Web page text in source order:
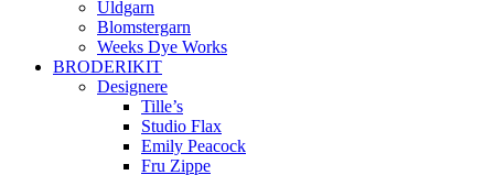
Uldgarn
Blomstergarn
Weeks Dye Works
BRODERIKIT
Designere
Tille’s
Studio Flax
Emily Peacock
Fru Zippe